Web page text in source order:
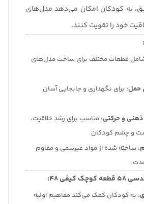
به کودکان امکان می‌دهد مدل‌های
خود را تقویت کنند.
قطعات مختلف برای ساخت مدل‌های
حمل: برای نگهداری و جابجایی آسان
و حرکتی: مناسب برای رشد خلاقیت،
و چشم کودکان.
ساخته شده از مواد غیرسمی و مقاوم
کیفی 48:
به کودکان کمک می‌کند مفاهیم اولیه